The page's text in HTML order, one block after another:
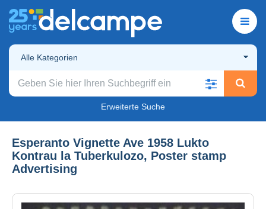
Alle Kategorien
Erweiterte Suche
Esperanto Vignette Ave 1958 Lukto
Kontrau la Tuberkulozo, Poster stamp
Advertising